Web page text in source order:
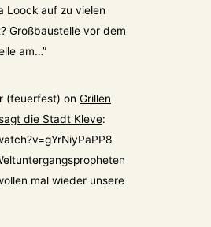
Loock auf zu vielen
Großbaustelle vor dem
am…”
(feuerfest) on Grillen
die Stadt Kleve:
mal wieder unsere